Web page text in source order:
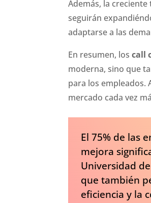
Además, la
seguirán
adaptarse a las
En resumen, loscall
moderna, sino que
para los empleados.
mercado cada vez
El 75% de las
mejora
Universidad
que también
eficiencia y la